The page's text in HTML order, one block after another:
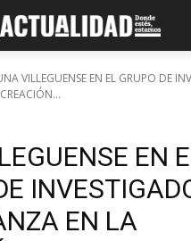
VILLEGUENSE EN EL GRUPO DE
EN
EN LA